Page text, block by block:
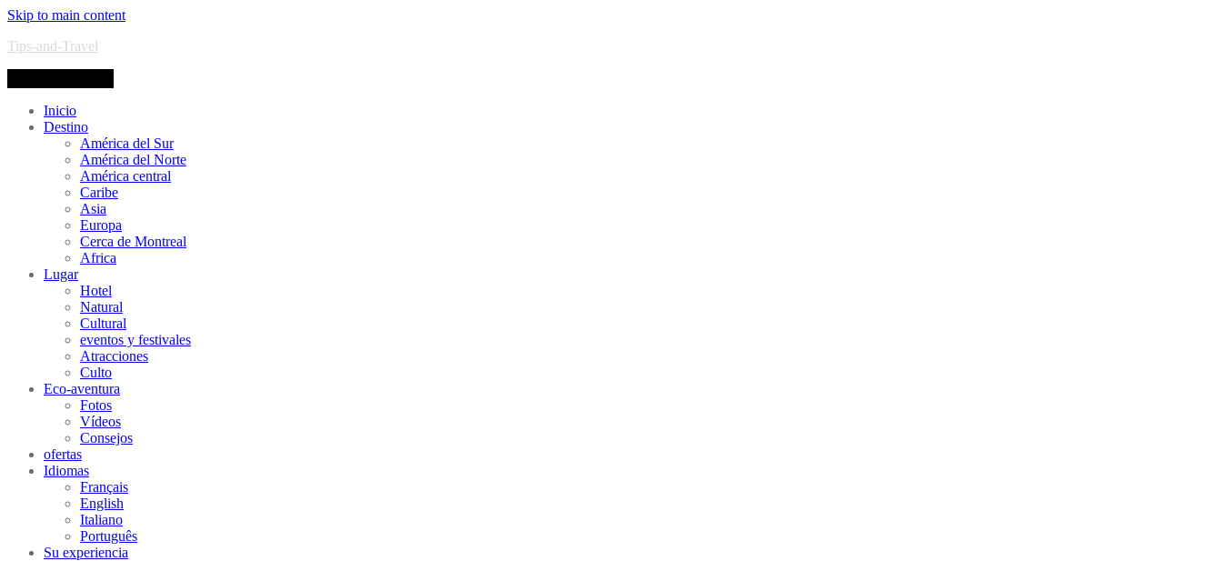
Skip to main content
Tips-and-Travel
Inicio
Destino
América del Sur
América del Norte
América central
Caribe
Asia
Europa
Cerca de Montreal
Africa
Lugar
Hotel
Natural
Cultural
eventos y festivales
Atracciones
Culto
Eco-aventura
Fotos
Vídeos
Consejos
ofertas
Idiomas
Français
English
Italiano
Português
Su experiencia